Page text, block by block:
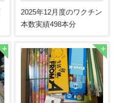
2025年12月度のワクチン
本数実績498本分